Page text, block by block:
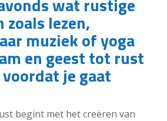
lezen,
muziek of yoga
en geest tot rust
je gaat
begint met het creëren van